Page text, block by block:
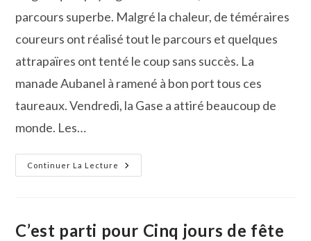
parcours superbe. Malgré la chaleur, de téméraires
coureurs ont réalisé tout le parcours et quelques
attrapaïres ont tenté le coup sans succès. La
manade Aubanel à ramené à bon port tous ces
taureaux. Vendredi, la Gase a attiré beaucoup de
monde. Les…
Continuer La Lecture
A
Gallician,
Plein !
C’est parti pour Cinq jours de fête